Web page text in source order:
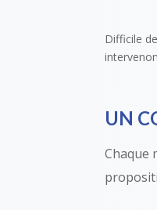
Difficile
UN
Chaque